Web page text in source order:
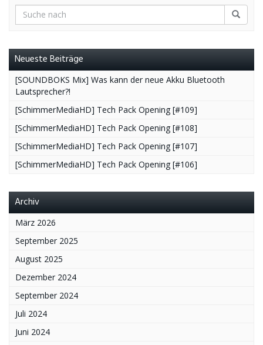
Neueste Beiträge
[SOUNDBOKS Mix] Was kann der neue Akku Bluetooth
Lautsprecher?!
[SchimmerMediaHD] Tech Pack Opening [#109]
[SchimmerMediaHD] Tech Pack Opening [#108]
[SchimmerMediaHD] Tech Pack Opening [#107]
[SchimmerMediaHD] Tech Pack Opening [#106]
Archiv
März 2026
September 2025
August 2025
Dezember 2024
September 2024
Juli 2024
Juni 2024